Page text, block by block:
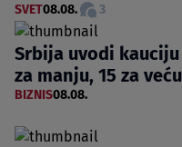
SVET08.08. 3
Srbija uvodi
za manju, 15 za
BIZNIS08.08.